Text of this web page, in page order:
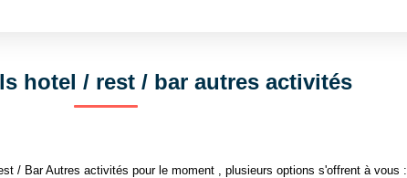
hotel / rest / bar autres activités
/ Bar Autres activités pour le moment , plusieurs options s'offrent à vous :